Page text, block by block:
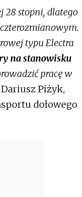
28 stopni, dlatego
typu Electra
na stanowisku
pracę w
Piżyk,
dołowego